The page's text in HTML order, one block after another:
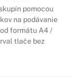
pomocou
na podávanie
formátu A4 /
tlače bez